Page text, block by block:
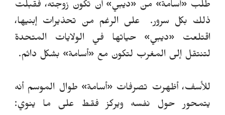
طلب «أسامة» من «ديبي» أن تكون زوجته، فقبلت
ذلك بكل سرور. على الرغم من تحذيرات إبنيها،
اقتلعت «ديبي» حياتها في الولايات المتحدة
لتنتقل إلى المغرب لتكون مع «أسامة» بشكل دائم.
للأسف، أظهرت تصرفات «أسامة» طوال الموسم أنه
يتمحور حول نفسه ويركز فقط على ما ينوي: